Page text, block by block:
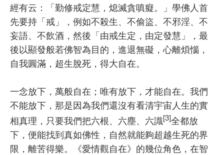
經有云：「勤修戒定慧，熄滅貪嗔癡。」學佛人首
先要持「戒」，例如不殺生、不偷盜、不邪淫、不
妄語、不飲酒，然後「由戒生定，由定發慧」，最
後以顯發般若佛智為目的，進退無礙，心離煩惱，
自我圓滿，超生脫死，得大自在。
一念放下，萬般自在；唯有放下，才能自在。我們
不能放下，那是因為我們還沒有看清宇宙人生的實
相真理，只要我們把六根、六塵、六識[3]全都放
下，便能找到真如佛性，自然就能夠超越生死的界
限，離苦得樂。《愛情觀自在》的幾位角色，在智